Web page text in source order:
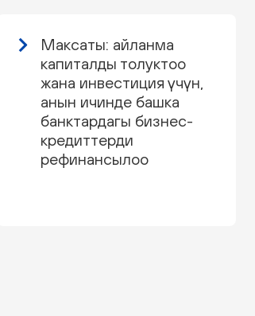
Максаты: айланма
капиталды толуктоо
жана инвестиция үчүн,
анын ичинде башка
банктардагы бизнес-
кредиттерди
рефинансылоо